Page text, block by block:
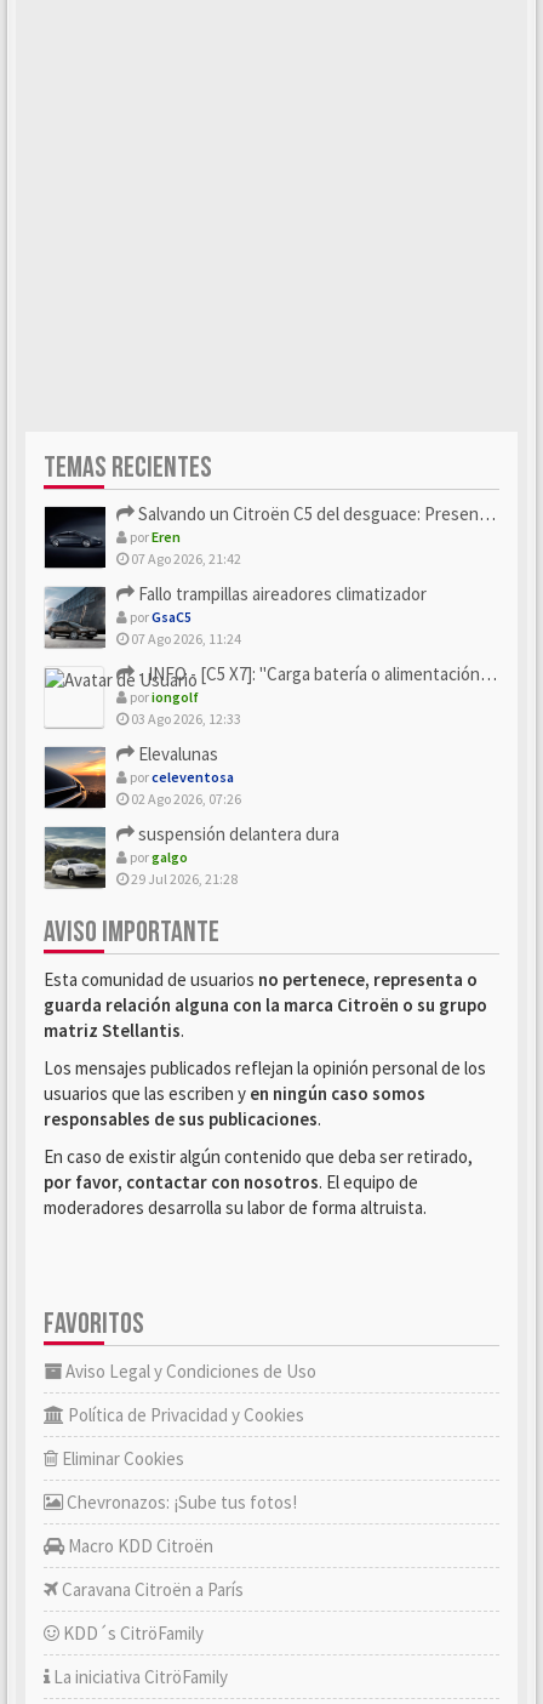
TEMAS RECIENTES
Salvando un Citroën C5 del desguace: Presentación y seguimiento
porEren
07 Ago 2026, 21:42
Fallo trampillas aireadores climatizador
porGsaC5
07 Ago 2026, 11:24
- INFO - [C5 X7]: "Carga batería o alimentación eléctri...
poriongolf
03 Ago 2026, 12:33
Elevalunas
porceleventosa
02 Ago 2026, 07:26
suspensión delantera dura
porgalgo
29 Jul 2026, 21:28
AVISO IMPORTANTE
Esta comunidad de usuarios no pertenece, representa o
guarda relación alguna con la marca Citroën o su grupo
matriz Stellantis.
Los mensajes publicados reflejan la opinión personal de los
usuarios que las escriben y en ningún caso somos
responsables de sus publicaciones.
En caso de existir algún contenido que deba ser retirado,
por favor, contactar con nosotros. El equipo de
moderadores desarrolla su labor de forma altruista.
FAVORITOS
Aviso Legal y Condiciones de Uso
Política de Privacidad y Cookies
Eliminar Cookies
Chevronazos: ¡Sube tus fotos!
Macro KDD Citroën
Caravana Citroën a París
KDD´s CitröFamily
La iniciativa CitröFamily